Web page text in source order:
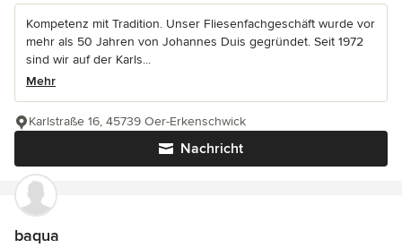
Kompetenz mit Tradition. Unser Fliesenfachgeschäft wurde vor
mehr als 50 Jahren von Johannes Duis gegründet. Seit 1972
sind wir auf der Karls...
Mehr
Nachricht
Karlstraße 16, 45739 Oer-Erkenschwick
baqua